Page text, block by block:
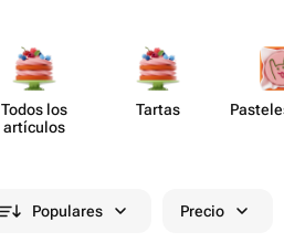
Todos los
artículos
Tartas
Populares Precio